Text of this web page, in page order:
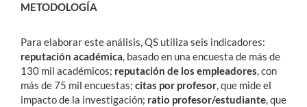
METODOLOGÍA
Para elaborar este análisis, QS utiliza seis indicadores:
reputación académica, basado en una encuesta de más de
130 mil académicos; reputación de los empleadores, con
más de 75 mil encuestas; citas por profesor, que mide el
impacto de la investigación; ratio profesor/estudiante, que